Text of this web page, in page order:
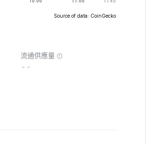
Source of data: CoinGecko
流通供應量
--